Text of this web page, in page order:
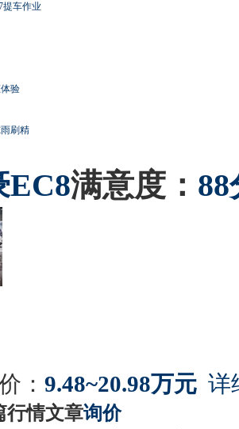
提车作业
验
刷精
EC8满意度： 88
： 9.48~20.98万元 详
行情文章询价